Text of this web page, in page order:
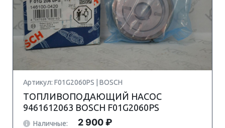
Артикул: F01G2060PS | BOSCH
ТОПЛИВОПОДАЮЩИЙ НАСОС
9461612063 BOSCH F01G2060PS
Наличные: 2 900 ₽